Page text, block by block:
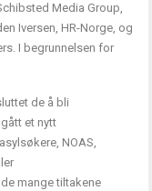
Media Group,
Iversen, HR-Norge, og
I begrunnelsen for
de å bli
et nytt
NOAS,
mange tiltakene